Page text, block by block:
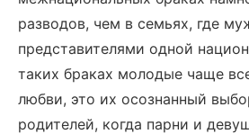
разводов, чем в семьях, где
представителями одной
таких браках молодые чаще
любви, это их осознанный
родителей, когда парни и